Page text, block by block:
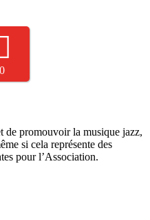
0
de promouvoir la musique jazz,
si cela représente des
pour l’Association.